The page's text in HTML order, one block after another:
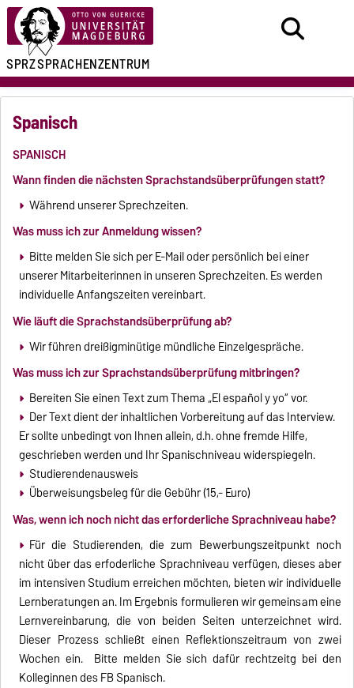
SPRZSPRACHENZENTRUM
Spanisch
SPANISCH
Wann finden die nächsten Sprachstandsüberprüfungen statt?
Während unserer Sprechzeiten.
Was muss ich zur Anmeldung wissen?
Bitte melden Sie sich per E-Mail oder persönlich bei einer
unserer Mitarbeiterinnen in unseren Sprechzeiten. Es werden
individuelle Anfangszeiten vereinbart.
Wie läuft die Sprachstandsüberprüfung ab?
Wir führen dreißigminütige mündliche Einzelgespräche.
Was muss ich zur Sprachstandsüberprüfung mitbringen?
Bereiten Sie einen Text zum Thema „El español y yo“ vor.
Der Text dient der inhaltlichen Vorbereitung auf das Interview.
Er sollte unbedingt von Ihnen allein, d.h. ohne fremde Hilfe,
geschrieben werden und Ihr Spanischniveau widerspiegeln.
Studierendenausweis
Überweisungsbeleg für die Gebühr (15,- Euro)
Was, wenn ich noch nicht das erforderliche Sprachniveau habe?
Für die Studierenden, die zum Bewerbungszeitpunkt noch
nicht über das erfoderliche Sprachniveau verfügen, dieses aber
im intensiven Studium erreichen möchten, bieten wir individuelle
Lernberatungen an. Im Ergebnis formulieren wir gemeinsam eine
Lernvereinbarung, die von beiden Seiten unterzeichnet wird.
Dieser Prozess schließt einen Reflektionszeitraum von zwei
Wochen ein. Bitte melden Sie sich dafür rechtzeitg bei den
Kolleginnen des FB Spanisch.